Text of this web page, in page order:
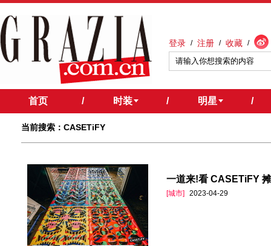
登录 / 注册 / 收藏 /
首页 / 时装 / 明星 /
当前搜索：CASETiFY
一道来!看 CASETiFY
[城市] 2023-04-29